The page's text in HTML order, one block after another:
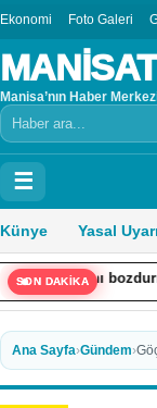
Ekonomi Foto Galeri
Manisa’nın Haber
Arama
☰
Künye Yasal Uyarı
SON DAKİKA
bozdurmaya gitmişti:
Ana Sayfa›Gündem›